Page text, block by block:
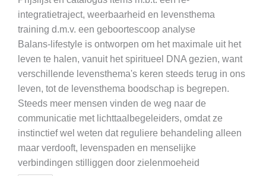
integratietraject, weerbaarheid en levensthema
training d.m.v. een geboortescoop analyse
Balans-lifestyle is ontworpen om het maximale uit het
leven te halen, vanuit het spiritueel DNA gezien, want
verschillende levensthema's keren steeds terug in ons
leven, tot de levensthema boodschap is begrepen.
Steeds meer mensen vinden de weg naar de
communicatie met lichttaalbegeleiders, omdat ze
instinctief wel weten dat reguliere behandeling alleen
maar verdooft, levenspaden en menselijke
verbindingen stilliggen door zielenmoeheid